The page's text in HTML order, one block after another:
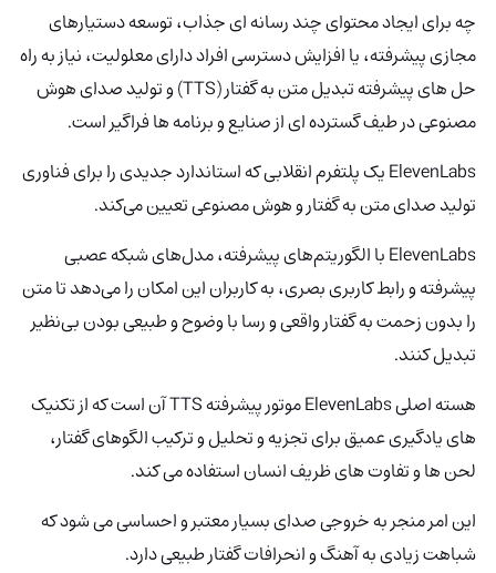
چه برای ایجاد محتوای چند رسانه ای جذاب، توسعه دستیارهای
مجازی پیشرفته، یا افزایش دسترسی افراد دارای معلولیت، نیاز به راه
حل های پیشرفته تبدیل متن به گفتار (TTS) و تولید صدای هوش
مصنوعی در طیف گسترده ای از صنایع و برنامه ها فراگیر است.
ElevenLabsیک پلتفرم انقلابی که استاندارد جدیدی را برای فناوری
تولید صدای متن به گفتار و هوش مصنوعی تعیین می‌کند.
ElevenLabs با الگوریتم‌های پیشرفته، مدل‌های شبکه عصبی
پیشرفته و رابط کاربری بصری، به کاربران این امکان را می‌دهد تا متن
را بدون زحمت به گفتار واقعی و رسا با وضوح و طبیعی بودن بی‌نظیر
تبدیل کنند.
هسته اصلی ElevenLabs موتور پیشرفته TTS آن است که از تکنیک
های یادگیری عمیق برای تجزیه و تحلیل و ترکیب الگوهای گفتار،
لحن ها و تفاوت های ظریف انسان استفاده می کند.
این امر منجر به خروجی صدای بسیار معتبر و احساسی می شود که
شباهت زیادی به آهنگ و انحرافات گفتار طبیعی دارد.